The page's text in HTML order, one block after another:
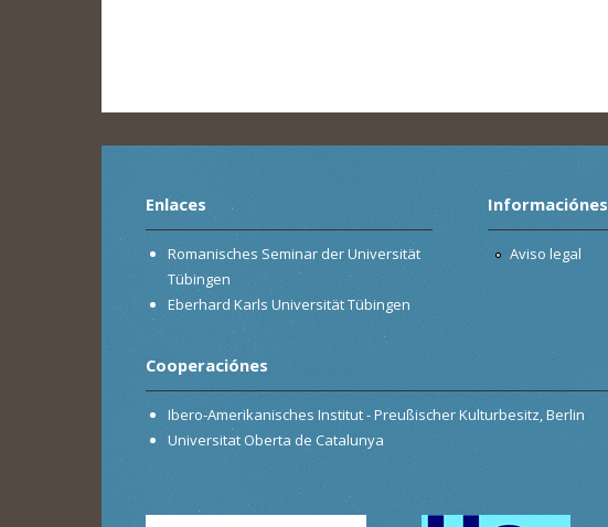
Enlaces
Romanisches Seminar der Universität
Tübingen
Eberhard Karls Universität Tübingen
Informaciónes
Aviso legal
Cooperaciónes
Ibero-Amerikanisches Institut - Preußischer Kulturbesitz, Berlin
Universitat Oberta de Catalunya